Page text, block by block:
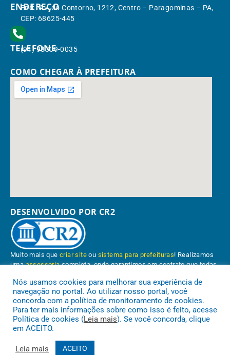
ENDEREÇO
End.: Av. do Contorno, 1212, Centro – Paragominas – PA,
CEP: 68625-445
TELEFONE
(91) 98309-0035
COMO CHEGAR À PREFEITURA
DESENVOLVIDO POR CR2
Muito mais quecriar site ou sistema para prefeituras! Realizamos
umaassessoriacompleta, onde garantimos em contrato que todas
Conheça oPNTP e oRadar da Transparência Pública
Nós usamos cookies para melhorar sua experiência de
navegação no portal. Ao utilizar nosso portal, você
concorda com a política de monitoramento de cookies.
Para ter mais informações sobre como isso é feito, acesse
Política de cookies (Leia mais). Se você concorda, clique
em ACEITO.
Leia mais ACEITO